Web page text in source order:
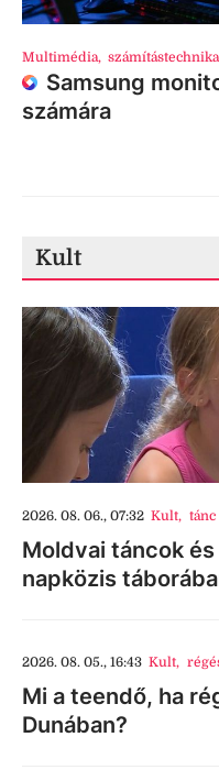
Multimédia, számítástechnika
Samsung
számára
Kult
2026. 08. 06., 07:32 Kult, tánc
Moldvai táncok és
napközis
2026. 08. 05., 16:43 Kult,
Mi a teendő, ha
Dunában?